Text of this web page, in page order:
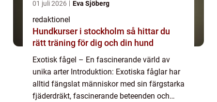
01 juli 2026 Eva Sjöberg
redaktionel
Hundkurser i stockholm så hittar du
rätt träning för dig och din hund
Exotisk fågel – En fascinerande värld av
unika arter Introduktion: Exotiska fåglar har
alltid fängslat människor med sin färgstarka
fjäderdräkt, fascinerande beteenden och